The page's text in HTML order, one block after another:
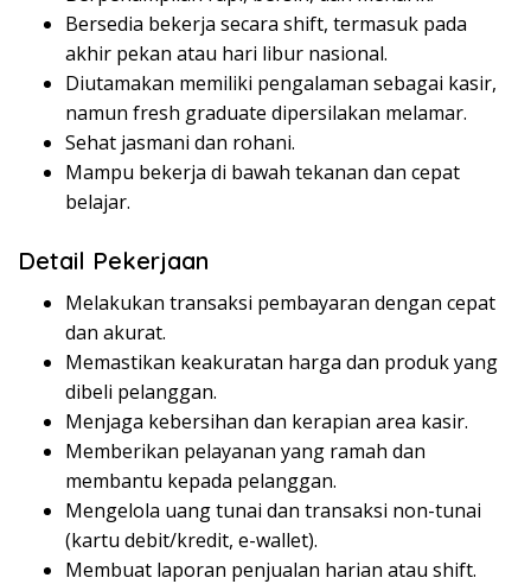
Bersedia bekerja secara shift, termasuk pada
akhir pekan atau hari libur nasional.
Diutamakan memiliki pengalaman sebagai kasir,
namun fresh graduate dipersilakan melamar.
Sehat jasmani dan rohani.
Mampu bekerja di bawah tekanan dan cepat
belajar.
Detail Pekerjaan
Melakukan transaksi pembayaran dengan cepat
dan akurat.
Memastikan keakuratan harga dan produk yang
dibeli pelanggan.
Menjaga kebersihan dan kerapian area kasir.
Memberikan pelayanan yang ramah dan
membantu kepada pelanggan.
Mengelola uang tunai dan transaksi non-tunai
(kartu debit/kredit, e-wallet).
Membuat laporan penjualan harian atau shift.